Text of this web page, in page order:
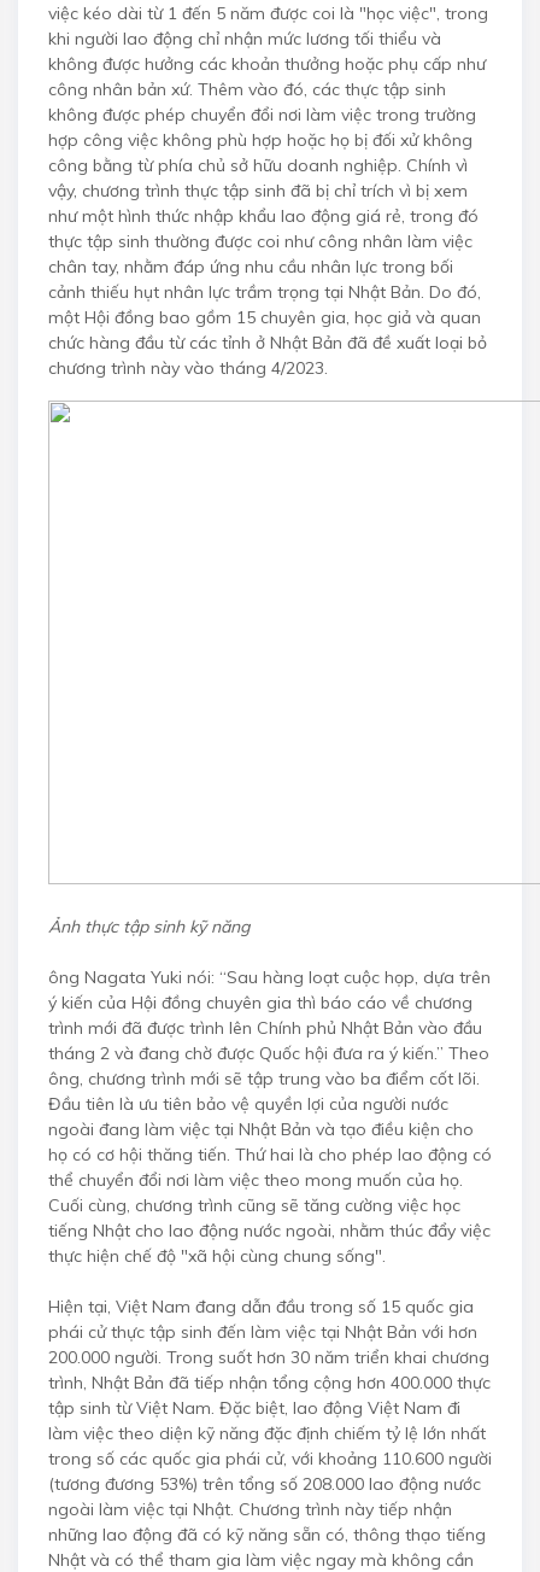
việc kéo dài từ 1 đến 5 năm được coi là "học việc", trong
khi người lao động chỉ nhận mức lương tối thiểu và
không được hưởng các khoản thưởng hoặc phụ cấp như
công nhân bản xứ. Thêm vào đó, các thực tập sinh
không được phép chuyển đổi nơi làm việc trong trường
hợp công việc không phù hợp hoặc họ bị đối xử không
công bằng từ phía chủ sở hữu doanh nghiệp. Chính vì
vậy, chương trình thực tập sinh đã bị chỉ trích vì bị xem
như một hình thức nhập khẩu lao động giá rẻ, trong đó
thực tập sinh thường được coi như công nhân làm việc
chân tay, nhằm đáp ứng nhu cầu nhân lực trong bối
cảnh thiếu hụt nhân lực trầm trọng tại Nhật Bản. Do đó,
một Hội đồng bao gồm 15 chuyên gia, học giả và quan
chức hàng đầu từ các tỉnh ở Nhật Bản đã đề xuất loại bỏ
chương trình này vào tháng 4/2023.
Ảnh thực tập sinh kỹ năng
ông Nagata Yuki nói: “Sau hàng loạt cuộc họp, dựa trên
ý kiến của Hội đồng chuyên gia thì báo cáo về chương
trình mới đã được trình lên Chính phủ Nhật Bản vào đầu
tháng 2 và đang chờ được Quốc hội đưa ra ý kiến.” Theo
ông, chương trình mới sẽ tập trung vào ba điểm cốt lõi.
Đầu tiên là ưu tiên bảo vệ quyền lợi của người nước
ngoài đang làm việc tại Nhật Bản và tạo điều kiện cho
họ có cơ hội thăng tiến. Thứ hai là cho phép lao động có
thể chuyển đổi nơi làm việc theo mong muốn của họ.
Cuối cùng, chương trình cũng sẽ tăng cường việc học
tiếng Nhật cho lao động nước ngoài, nhằm thúc đẩy việc
thực hiện chế độ "xã hội cùng chung sống".
Hiện tại, Việt Nam đang dẫn đầu trong số 15 quốc gia
phái cử thực tập sinh đến làm việc tại Nhật Bản với hơn
200.000 người. Trong suốt hơn 30 năm triển khai chương
trình, Nhật Bản đã tiếp nhận tổng cộng hơn 400.000 thực
tập sinh từ Việt Nam. Đặc biệt, lao động Việt Nam đi
làm việc theo diện kỹ năng đặc định chiếm tỷ lệ lớn nhất
trong số các quốc gia phái cử, với khoảng 110.600 người
(tương đương 53%) trên tổng số 208.000 lao động nước
ngoài làm việc tại Nhật. Chương trình này tiếp nhận
những lao động đã có kỹ năng sẵn có, thông thạo tiếng
Nhật và có thể tham gia làm việc ngay mà không cần